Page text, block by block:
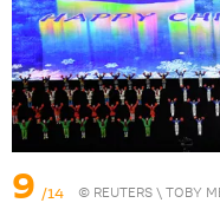
9 /14 © REUTERS \ TOBY